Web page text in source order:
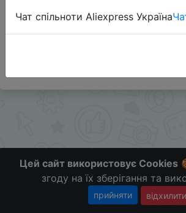
Слідкуйте за знижками на
Цей сайт використовує Cookies
згоду на їх зберігання та
прийняти відхилити
Чат спільноти Aliexpress Україна